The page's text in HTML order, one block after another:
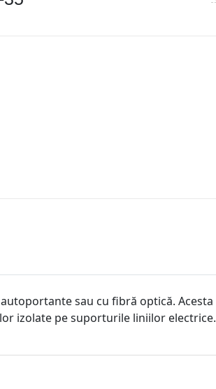
sau cu fibră optică. Acesta
izolate pe suporturile liniilor electrice.